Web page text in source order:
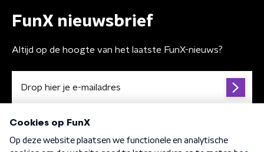
FunX nieuwsbrief
Altijd op de hoogte van het laatste FunX-nieuws?